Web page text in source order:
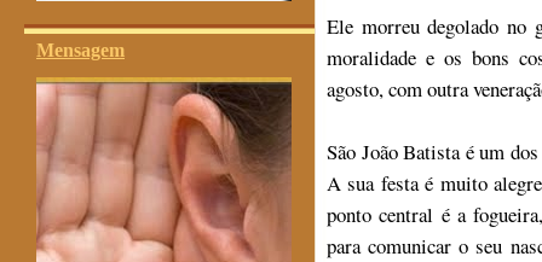
Mensagem
Ele morreu degolado no
moralidade e os bons
agosto, com outra
São João Batista é um
A sua festa é muito
ponto central é a
para comunicar o seu